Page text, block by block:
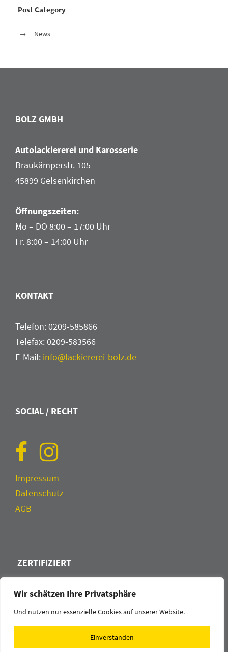
Wir schätzen Ihre Privatsphäre
Und nutzen nur essenzielle Cookies auf unserer Website.
Einverstanden
Post Category
News
BOLZ GMBH
Autolackiererei und Karosserie
Braukämperstr. 105
45899 Gelsenkirchen
Öffnungszeiten:
Mo – DO 8:00 – 17:00 Uhr
Fr. 8:00 – 14:00 Uhr
KONTAKT
Telefon: 0209-585866
Telefax: 0209-583566
E-Mail: info@lackiererei-bolz.de
SOCIAL / RECHT
Impressum
Datenschutz
AGB
ZERTIFIZIERT